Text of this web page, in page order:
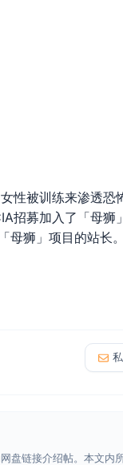
被训练来渗透恐
招募加入了「母狮
」项目的站长。
盘链接介绍帖。本文